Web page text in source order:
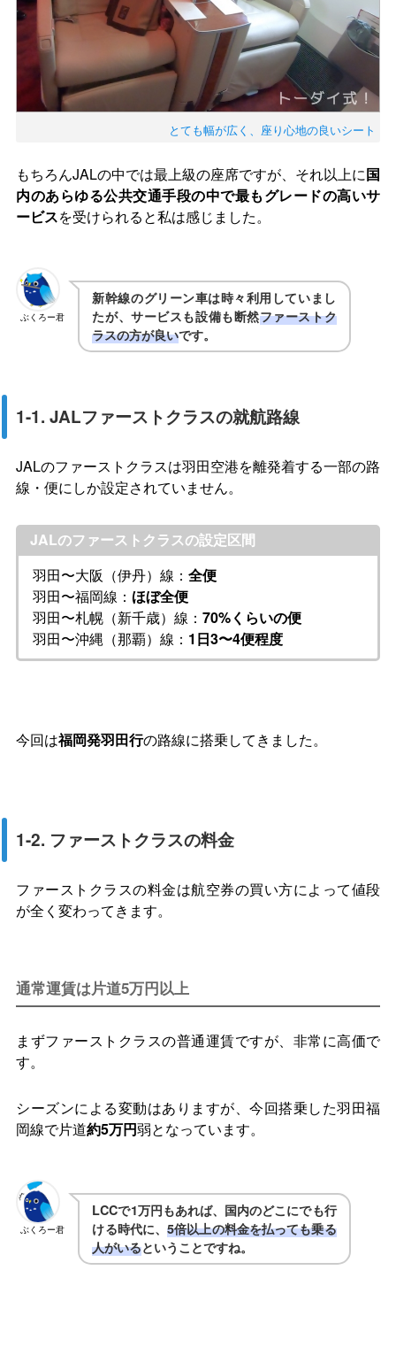
とても幅が広く、座り心地の良いシート
もちろんJALの中では最上級の座席ですが、それ以上に国
内のあらゆる公共交通手段の中で最もグレードの高いサ
ービスを受けられると私は感じました。
ぶくろー君
新幹線のグリーン車は時々利用していまし
たが、サービスも設備も断然ファーストク
ラスの方が良いです。
1-1. JALファーストクラスの就航路線
JALのファーストクラスは羽田空港を離発着する一部の路
線・便にしか設定されていません。
JALのファーストクラスの設定区間
羽田〜大阪（伊丹）線： 全便
羽田〜福岡線： ほぼ全便
羽田〜札幌（新千歳）線： 70%くらいの便
羽田〜沖縄（那覇）線： 1日3〜4便程度
今回は福岡発羽田行の路線に搭乗してきました。
1-2. ファーストクラスの料金
ファーストクラスの料金は航空券の買い方によって値段
が全く変わってきます。
通常運賃は片道5万円以上
まずファーストクラスの普通運賃ですが、非常に高価で
す。
シーズンによる変動はありますが、今回搭乗した羽田福
岡線で片道約5万円弱となっています。
ぶくろー君
LCCで1万円もあれば、国内のどこにでも行
ける時代に、5倍以上の料金を払っても乗る
人がいるということですね。